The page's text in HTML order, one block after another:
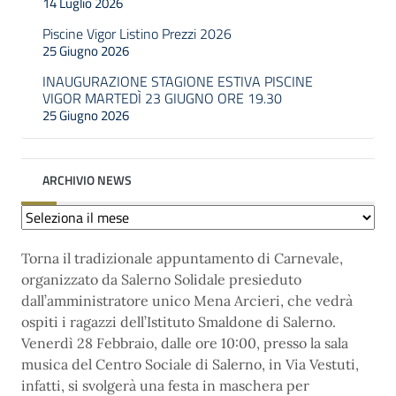
Piscine Vigor Listino Prezzi 2026
25 Giugno 2026
INAUGURAZIONE STAGIONE ESTIVA PISCINE
VIGOR MARTEDÌ 23 GIUGNO ORE 19.30
25 Giugno 2026
ARCHIVIO NEWS
Archivio
Torna il tradizionale appuntamento di Carnevale,
organizzato da Salerno Solidale presieduto
dall’amministratore unico Mena Arcieri, che vedrà
ospiti i ragazzi dell’Istituto Smaldone di Salerno.
Venerdì 28 Febbraio, dalle ore 10:00, presso la sala
musica del Centro Sociale di Salerno, in Via Vestuti,
infatti, si svolgerà una festa in maschera per